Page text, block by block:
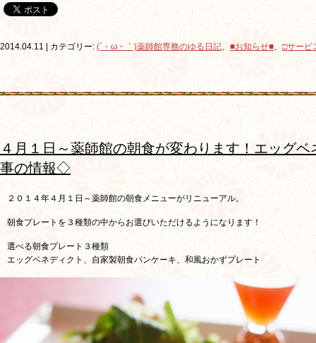
2014.04.11 | カテゴリー: (´・ω・｀)薬師館専務のゆる日記、 ■お知らせ■、 □サービ
４月１日～薬師館の朝食が変わります！エッグ
事の情報◇
２０１４年４月１日～薬師館の朝食メニューがリニューアル。
朝食プレートを３種類の中からお選びいただけるようになります！
選べる朝食プレート３種類
エッグベネディクト、自家製朝食パンケーキ、和風おかずプレート